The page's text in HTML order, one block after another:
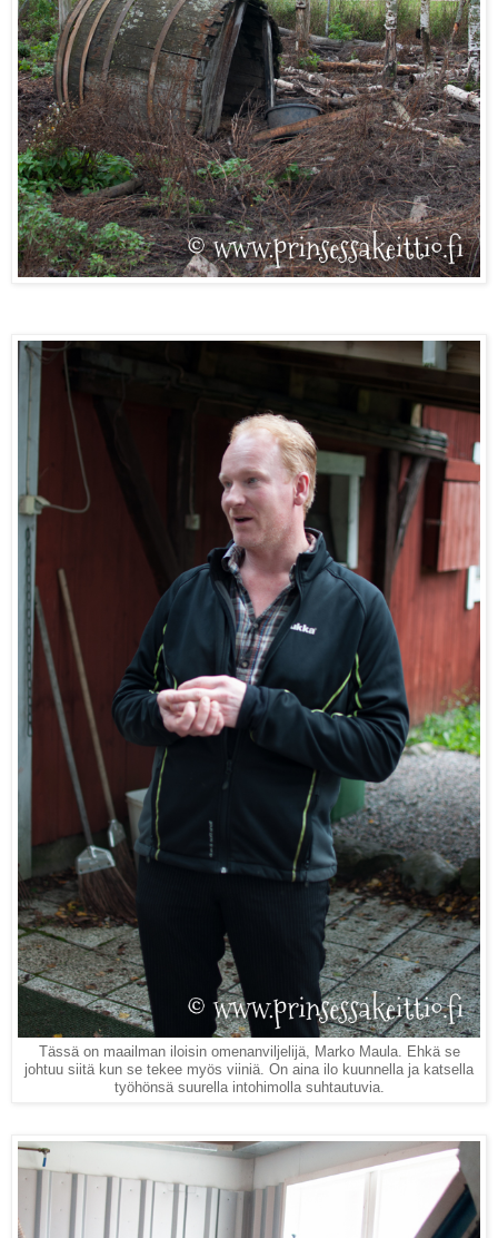
Tässä on maailman iloisin omenanviljelijä, Marko Maula. Ehkä se
johtuu siitä kun se tekee myös viiniä. On aina ilo kuunnella ja katsella
työhönsä suurella intohimolla suhtautuvia.